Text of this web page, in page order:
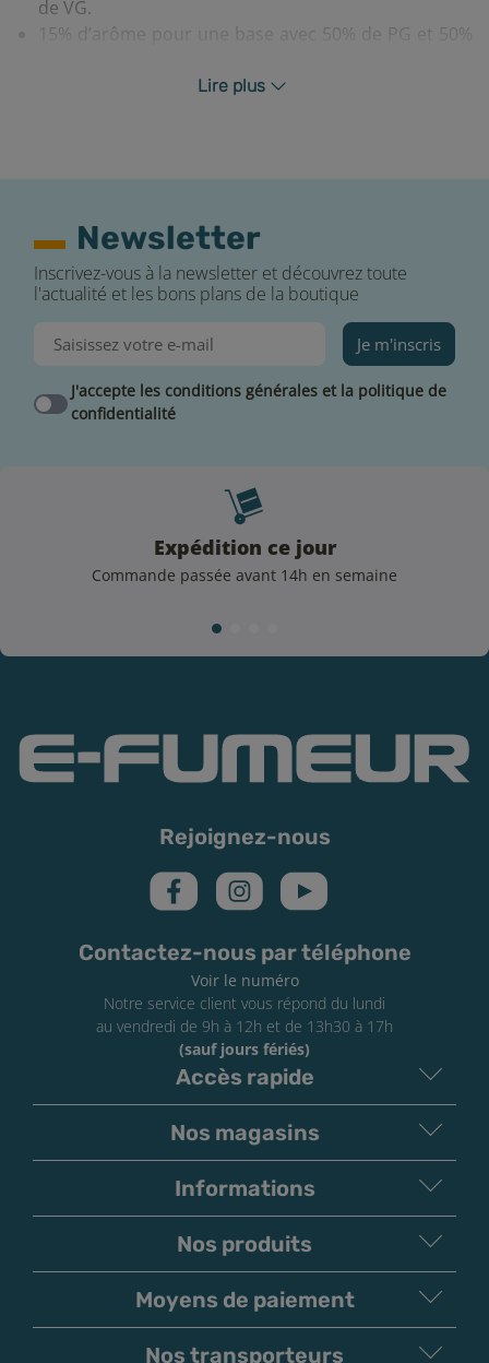
de VG.
15% d’arôme pour une base avec 50% de PG et 50%
20% d’arôme pour une base 100% VG.
est une étape décisive pour obtenir un e-liquide
maison avec une saveur bien développée. Plus votre
base est riche en VG, plus le steep doit être prolongé.
Voici un guide des durées minimales recommandées :
Entre 48 et 72 heures pour un arôme mono-fruité.
Entre 7 et 15 jours pour un arôme complexe.
Entre 15 et 20 jours pour un arôme "classic" ou
"gourmand".
maturation est essentiel pour garantir une meilleure
diffusion des arômes et accélérer le processus.
Vapoter un arôme DIY : soyez vigilant
liquide DIY est interdit aux mineurs et déconseillé aux
de ne pas dépasser les limites recommandées. En cas
de doute ou d'effets indésirables, cessez
immédiatement et consultez un professionnel de
Lire plus
Newsletter
Inscrivez-vous à la newsletter et découvrez toute
l'actualité et les bons plans de la boutique
Je m'inscris
J'accepte les conditions générales et la politique de
confidentialité
Expédition ce jour
Commande passée avant 14h en semaine
Rejoignez-nous
Contactez-nous par téléphone
Voir le numéro
Notre service client vous répond du lundi
au vendredi de 9h à 12h et de 13h30 à 17h
(sauf jours fériés)
Accès rapide
Nos magasins
Informations
Nos produits
Moyens de paiement
Nos transporteurs